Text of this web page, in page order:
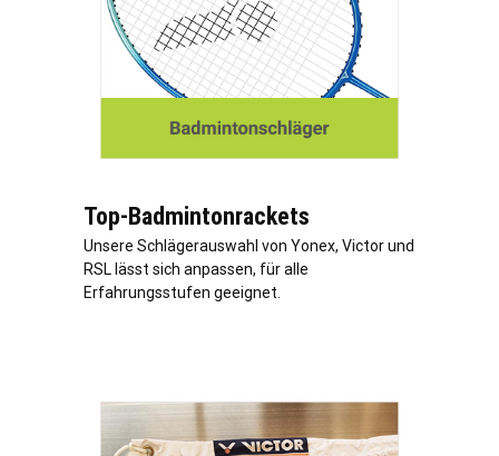
Top-Badmintonrackets
Unsere Schlägerauswahl von Yonex, Victor und
RSL lässt sich anpassen, für alle
Erfahrungsstufen geeignet.